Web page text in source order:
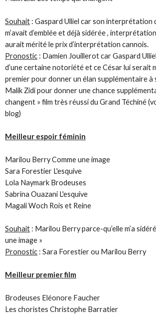
Souhait : Gaspard Ulliel car son interprétation
m’avait d’emblée et déjà sidérée ,
aurait mérité le prix d’interprétation cannois.
Pronostic : Damien Jouillerot car Gaspard
d’une certaine notoriété et ce César lui serait
premier pour donner un élan supplémentaire à
Malik Zidi pour donner une chance
changent » film très réussi du Grand Téchiné
blog)
Meilleur espoir féminin
Marilou Berry Comme une image
Sara Forestier L'esquive
Lola Naymark Brodeuses
Sabrina Ouazani L'esquive
Magali Woch Rois et Reine
Souhait : Marilou Berry parce-qu’elle m’a
une image »
Pronostic : Sara Forestier ou Marilou Berry
Meilleur premier film
Brodeuses Eléonore Faucher
Les choristes Christophe Barratier